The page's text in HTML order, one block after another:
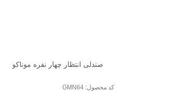
صندلی انتظار چهار نفره موناکو
کد محصول: GMN64